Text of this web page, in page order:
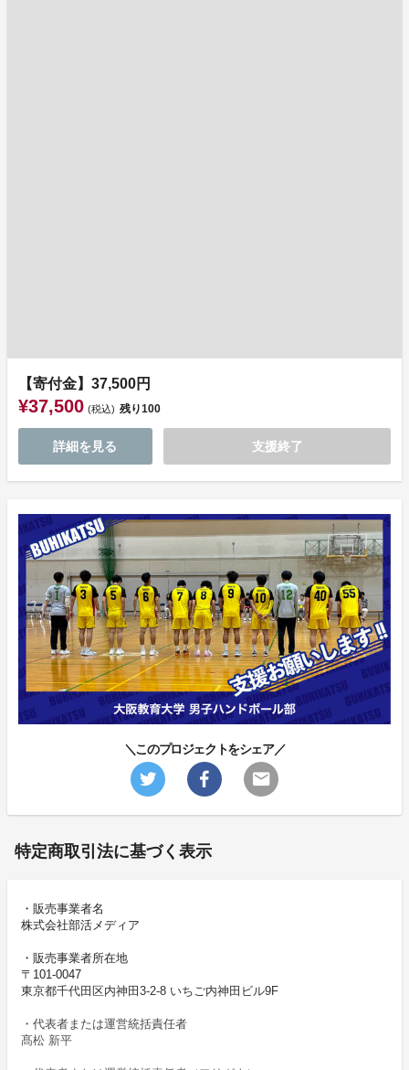
【寄付金】37,500円
¥37,500 (税込) 残り100
詳細を見る 支援終了
＼このプロジェクトをシェア／
特定商取引法に基づく表示
・販売事業者名
株式会社部活メディア
・販売事業者所在地
〒101-0047
東京都千代田区内神田3-2-8 いちご内神田ビル9F
・代表者または運営統括責任者
髙松 新平